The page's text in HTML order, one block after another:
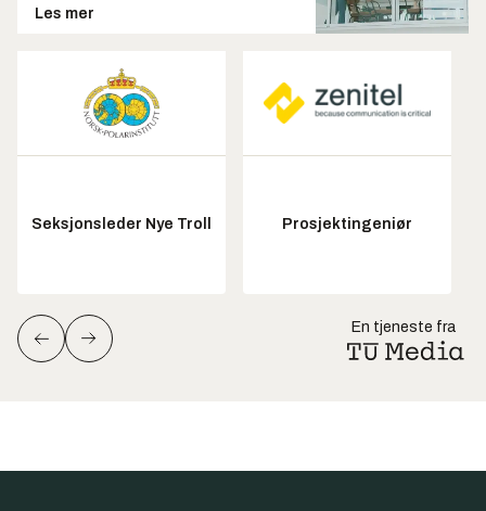
Les mer
Seksjonsleder Nye Troll Prosjektingeniør
En tjeneste fra